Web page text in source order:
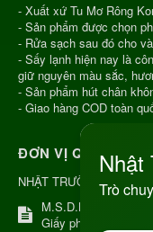
- Xuất xứ Tu Mơ Rông
- Sản phẩm được chọn
- Rửa sạch sau đó cho
- Sấy lạnh hiện nay là
giữ nguyên màu sắc,
- Sản phẩm hút chân
- Giao hàng COD toàn
ĐƠN VỊ QUẢN LÝ
NHẬT TRƯỜNG KON
M.S.D.N:
Giấy phép số: Số